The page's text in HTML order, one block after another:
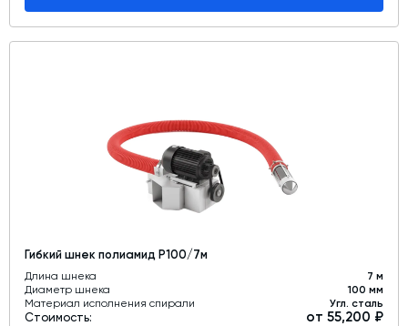
Гибкий шнек полиамид Р100/7м
Длина шнека
7 м
Диаметр шнека
100 мм
Материал исполнения спирали
Угл. сталь
Стоимость: от 55,200 ₽